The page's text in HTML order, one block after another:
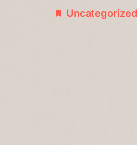
Uncategorized